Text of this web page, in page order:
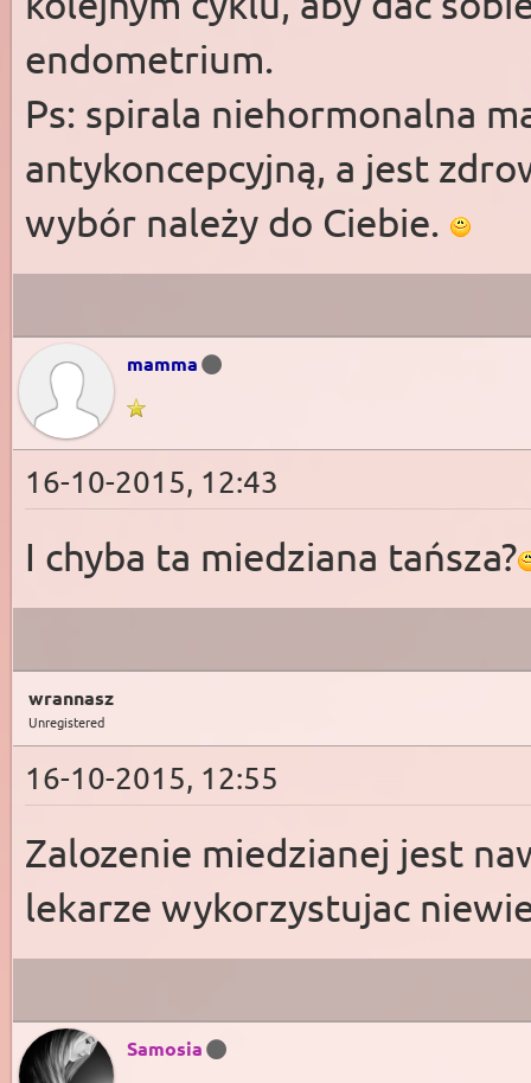
endometrium.
Ps: spirala niehormonalna
antykoncepcyjną, a jest
wybór należy do Ciebie.
mamma
16-10-2015, 12:43
I chyba ta miedziana tańsza?
wrannasz
Unregistered
16-10-2015, 12:55
Zalozenie miedzianej jest
lekarze wykorzystujac
Samosia